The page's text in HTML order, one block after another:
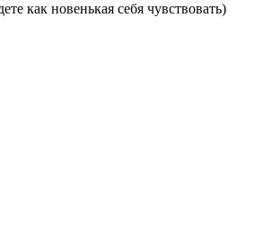
как новенькая себя чувствовать)